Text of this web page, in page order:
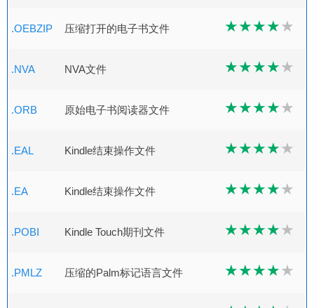
.OEBZIP 压缩打开的电子书文件
.NVA NVA文件
.ORB 原始电子书阅读器文件
.EAL Kindle结束操作文件
.EA Kindle结束操作文件
.POBI Kindle Touch期刊文件
.PMLZ 压缩的Palm标记语言文件